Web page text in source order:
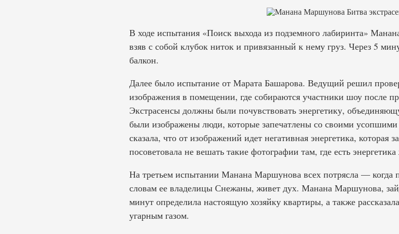
В ходе испытания «Поиск выхода из подземного лабиринта»
взяв с собой клубок ниток и привязанный к нему груз. Через 5
балкон.
Далее было испытание от Марата Башарова. Ведущий решил
изображения в помещении, где собираются участники шоу после
Экстрасенсы должны были почувствовать энергетику,
были изображены люди, которые запечатлены со своими
сказала, что от изображений идет негативная энергетика, которая
посоветовала не вешать такие фотографии там, где есть
На третьем испытании Манана Маршунова всех потрясла — когда
словам ее владелицы Снежаны, живет дух. Манана Маршунова,
минут определила настоящую хозяйку квартиры, а также
угарным газом.